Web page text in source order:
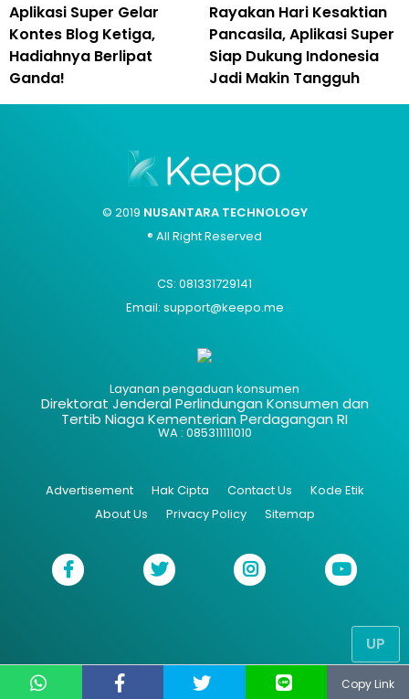
Copy Link
Aplikasi Super Gelar
Kontes Blog Ketiga,
Hadiahnya Berlipat
Ganda!
Rayakan Hari Kesaktian
Pancasila, Aplikasi Super
Siap Dukung Indonesia
Jadi Makin Tangguh
UP
© 2019 NUSANTARA TECHNOLOGY
® All Right Reserved
CS: 081331729141
Email: support@keepo.me
Layanan pengaduan konsumen
Direktorat Jenderal Perlindungan Konsumen dan
Tertib Niaga Kementerian Perdagangan RI
WA : 085311111010
Advertisement Hak Cipta Contact Us
Kode Etik
About Us
Privacy Policy Sitemap